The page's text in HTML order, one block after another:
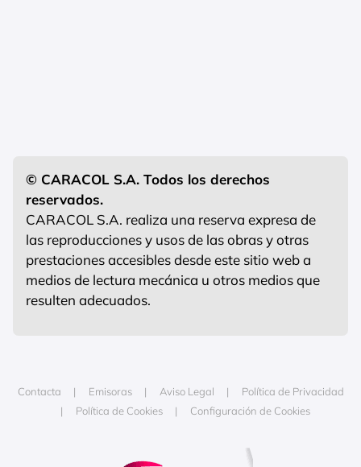
© CARACOL S.A. Todos los derechos
reservados.
CARACOL S.A. realiza una reserva expresa de
las reproducciones y usos de las obras y otras
prestaciones accesibles desde este sitio web a
medios de lectura mecánica u otros medios que
resulten adecuados.
Contacta Emisoras Aviso Legal
Política de Privacidad
Política de Cookies
Configuración de Cookies